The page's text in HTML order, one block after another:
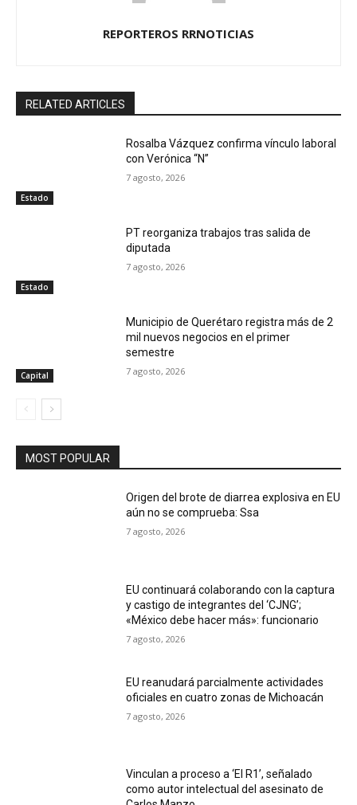
REPORTEROS RRNOTICIAS
RELATED ARTICLES
Estado
Rosalba Vázquez confirma vínculo laboral
con Verónica “N”
7 agosto, 2026
Estado
PT reorganiza trabajos tras salida de
diputada
7 agosto, 2026
Capital
Municipio de Querétaro registra más de 2
mil nuevos negocios en el primer
semestre
7 agosto, 2026
MOST POPULAR
Origen del brote de diarrea explosiva en EU
aún no se comprueba: Ssa
7 agosto, 2026
EU continuará colaborando con la captura
y castigo de integrantes del ‘CJNG’;
«México debe hacer más»: funcionario
7 agosto, 2026
EU reanudará parcialmente actividades
oficiales en cuatro zonas de Michoacán
7 agosto, 2026
Vinculan a proceso a ‘El R1’, señalado
como autor intelectual del asesinato de